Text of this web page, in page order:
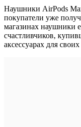
Наушники AirPods
покупатели уже
магазинах наушники
счастливчиков,
аксессуарах для